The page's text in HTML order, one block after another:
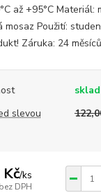
až +95°C Materiál:
mosaz Použití:
Záruka: 24
slevou
/ks
bez DPH